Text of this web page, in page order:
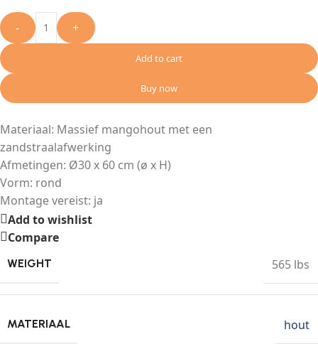
- +
Add to cart
Buy now
Materiaal: Massief mangohout met een
zandstraalafwerking
Afmetingen: Ø30 x 60 cm (ø x H)
Vorm: rond
Montage vereist: ja
Add to wishlist
Compare
WEIGHT 565 lbs
MATERIAAL hout